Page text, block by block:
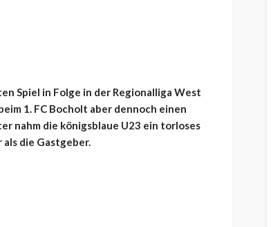
Spiel in Folge in der Regionalliga West
1. FC Bocholt aber dennoch einen
nahm die königsblaue U23 ein torloses
die Gastgeber.